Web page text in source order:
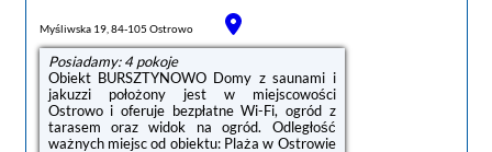
Myśliwska 19, 84-105 Ostrowo
Posiadamy: 4 pokoje
Obiekt BURSZTYNOWO Domy z saunami i
jakuzzi położony jest w miejscowości
Ostrowo i oferuje bezpłatne Wi-Fi, ogród z
tarasem oraz widok na ogród. Odległość
ważnych miejsc od obiektu: Plaża w Ostrowie